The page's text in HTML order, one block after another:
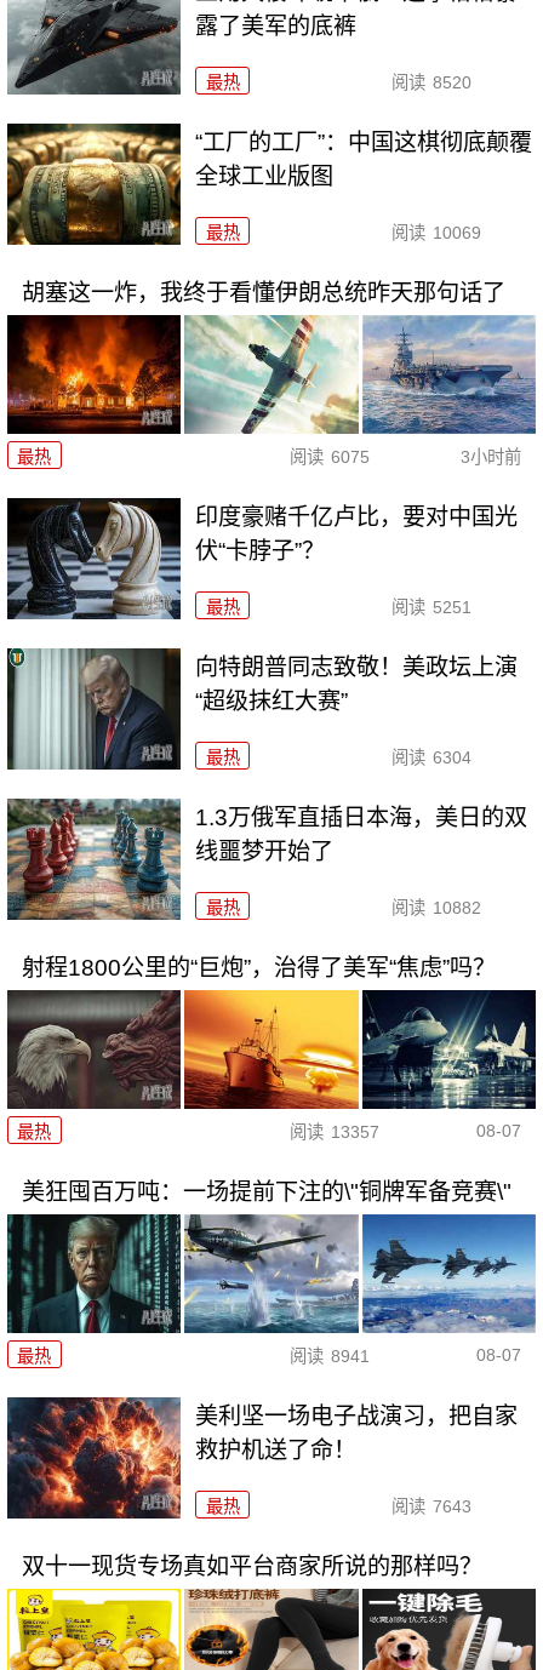
露了美军的底裤
最热 阅读 8520
“工厂的工厂”：中国这棋彻底颠覆
全球工业版图
最热 阅读 10069
胡塞这一炸，我终于看懂伊朗总统昨天那句话了
最热 阅读 6075 3小时前
印度豪赌千亿卢比，要对中国光
伏“卡脖子”？
最热 阅读 5251
向特朗普同志致敬！美政坛上演
“超级抹红大赛”
最热 阅读 6304
1.3万俄军直插日本海，美日的双
线噩梦开始了
最热 阅读 10882
射程1800公里的“巨炮”，治得了美军“焦虑”吗？
最热 阅读 13357 08-07
美狂囤百万吨：一场提前下注的\"铜牌军备竞赛\"
最热 阅读 8941 08-07
美利坚一场电子战演习，把自家
救护机送了命！
最热 阅读 7643
双十一现货专场真如平台商家所说的那样吗？